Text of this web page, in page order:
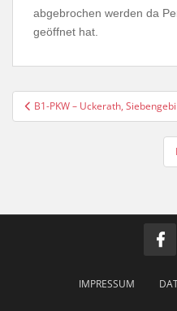
abgebrochen werden da
geöffnet hat.
B1-PKW – Uckerath,
IMPRESSUM